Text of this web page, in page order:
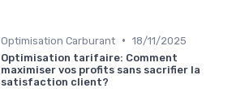
Optimisation Carburant • 18/11/2025
Optimisation tarifaire: Comment
maximiser vos profits sans sacrifier la
satisfaction client?